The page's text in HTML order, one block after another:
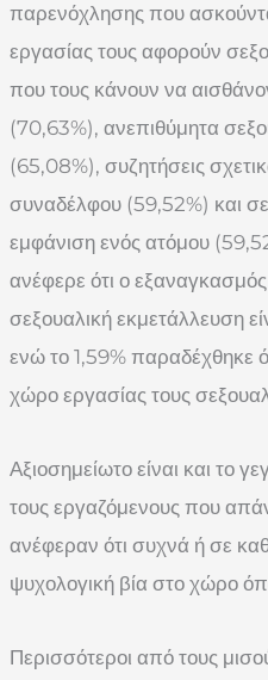
παρενόχλησης που
εργασίας τους αφορούν
που τους κάνουν να
(70,63%), ανεπιθύμητα
(65,08%), συζητήσεις
συναδέλφου (59,52%) και
εμφάνιση ενός ατόμου
ανέφερε ότι ο
σεξουαλική εκμετάλλευση
ενώ το 1,59% παραδέχθηκε
χώρο εργασίας τους
Αξιοσημείωτο είναι και το
τους εργαζόμενους που
ανέφεραν ότι συχνά ή σε
ψυχολογική βία στο χώρο
Περισσότεροι από τους